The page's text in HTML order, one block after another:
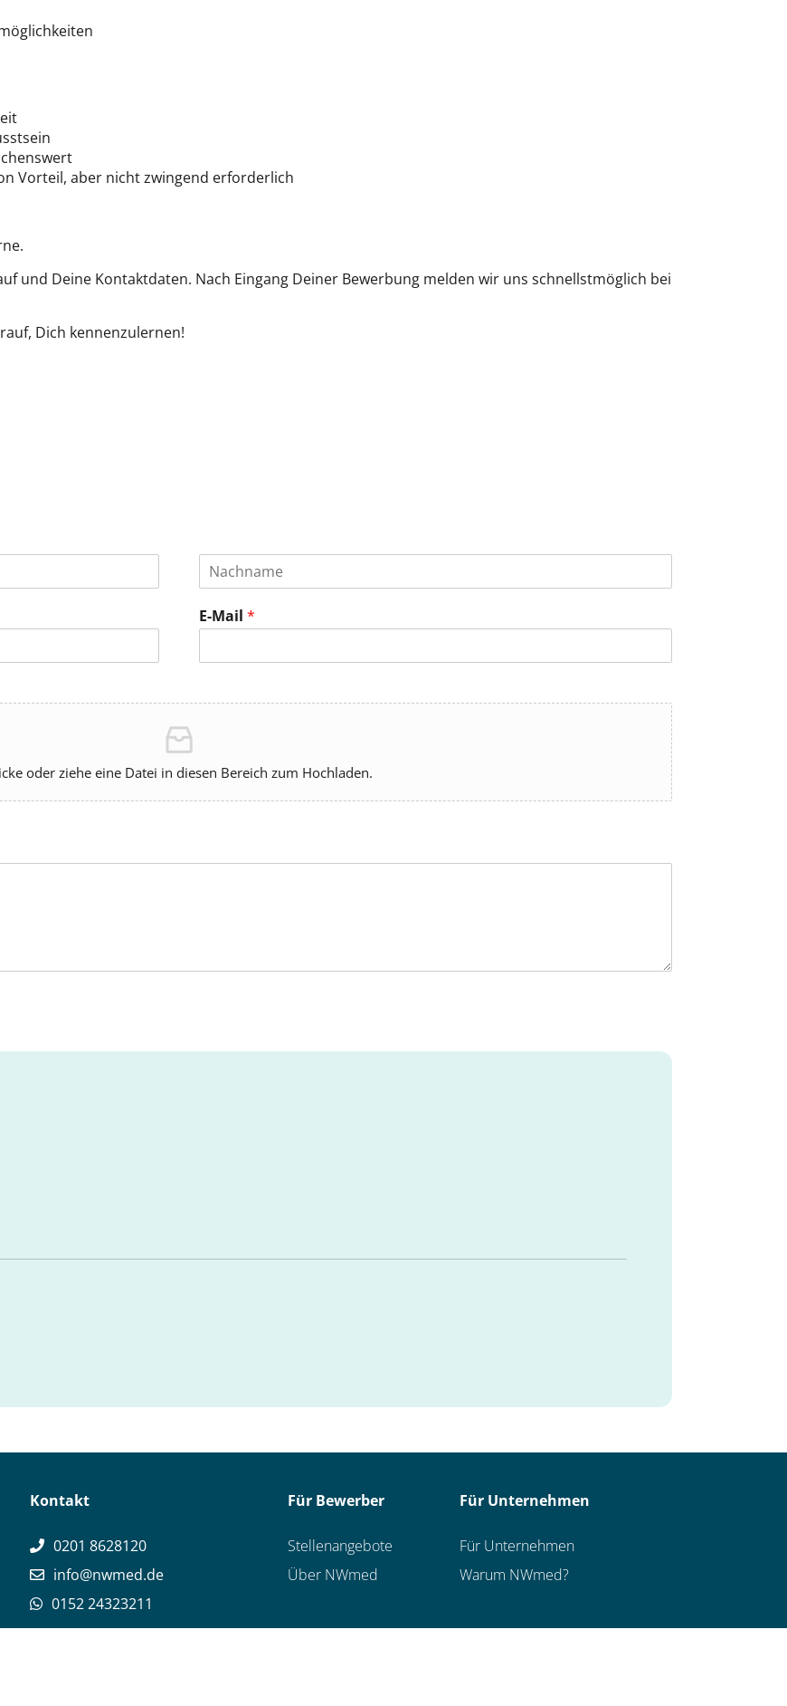
Vorteil, aber nicht zwingend erforderlich
und Deine Kontaktdaten. Nach Eingang Deiner Bewerbung melden wir uns schnellstmöglich bei
Dich kennenzulernen!
E-Mail *
oder ziehe eine Datei in diesen Bereich zum Hochladen.
Kontakt
0201 8628120
info@nwmed.de
0152 24323211
Für Bewerber
Stellenangebote
Über NWmed
Für Unternehmen
Für Unternehmen
Warum NWmed?